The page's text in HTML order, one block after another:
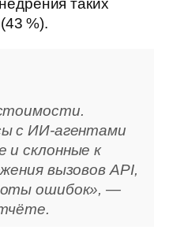
таких
%).
с ИИ‑агентами
и склонные к
вызовов API,
ошибок», —